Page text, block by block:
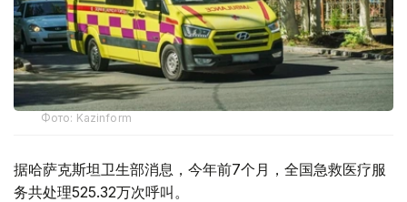
Фото: Kazinform
据哈萨克斯坦卫生部消息，今年前7个月，全国急救医疗服
务共处理525.32万次呼叫。